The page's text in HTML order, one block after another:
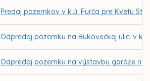
Predaj pozemkov v k.ú. Furča pre Kvetu
Odpredaj pozemku na Bukoveckej ulici v
Odpredaj pozemku na výstavbu garáže na